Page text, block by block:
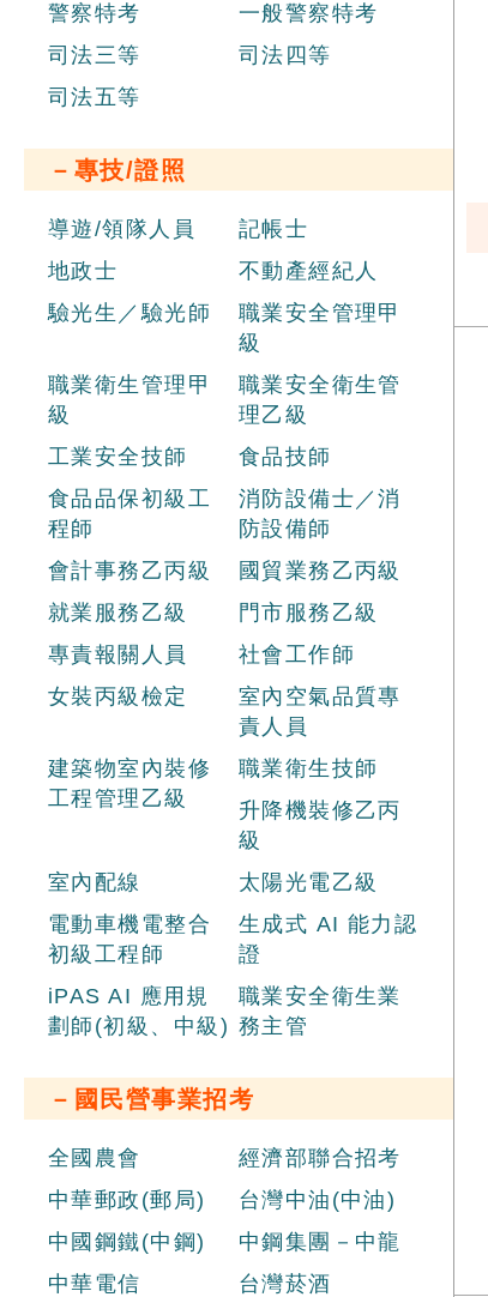
警察特考
一般警察特考
司法三等
司法四等
司法五等
－專技/證照
導遊/領隊人員
記帳士
地政士
不動產經紀人
驗光生／驗光師
職業安全管理甲
級
職業衛生管理甲
級
職業安全衛生管
理乙級
工業安全技師
食品技師
食品品保初級工
程師
消防設備士／消
防設備師
會計事務乙丙級
國貿業務乙丙級
就業服務乙級
門市服務乙級
專責報關人員
社會工作師
女裝丙級檢定
室內空氣品質專
責人員
建築物室內裝修
工程管理乙級
職業衛生技師
升降機裝修乙丙
級
室內配線
太陽光電乙級
電動車機電整合
初級工程師
生成式 AI 能力認
證
iPAS AI 應用規
劃師(初級、中級)
職業安全衛生業
務主管
－國民營事業招考
全國農會
經濟部聯合招考
中華郵政(郵局)
台灣中油(中油)
中國鋼鐵(中鋼)
中鋼集團－中龍
中華電信
台灣菸酒